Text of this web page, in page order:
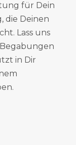
für Dein
die Deinen
Lass uns
in Dir